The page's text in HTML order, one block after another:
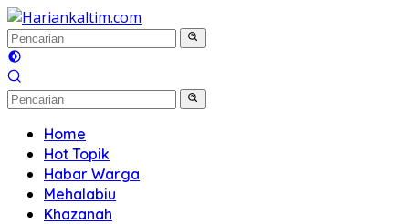
Langsung
ke
konten
Home
Hot Topik
Habar Warga
Mehalabiu
Khazanah